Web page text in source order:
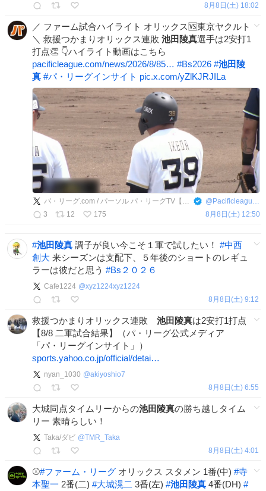
8月8日(土) 18:02
／ ファーム試合ハイライト オリックス🆚東京ヤクルト
＼ 救援つかまりオリックス連敗 池田陵真選手は2安打1
打点👏 👇ハイライト動画はこちら
pacificleague.com/news/2026/8/85… #Bs2026 #池田陵
真 #パ・リーグインサイト pic.x.com/yZlKJRJILa
パ・リーグ.com / パーソル パ・リーグTV【公式】 @ PacificleagueTV
3
12 175 8月8日(土) 12:50
#池田陵真 調子が良い今こそ１軍で試したい！ #中西
創大 来シーズンは支配下、５年後のショートのレギュ
ラーは彼だと思う #Bs２０２６
Cafe1224 @xyz1224xyz1224
8月8日(土) 9:12
救援つかまりオリックス連敗 池田陵真は2安打1打点
【8/8 二軍試合結果】（パ・リーグ公式メディア
「パ・リーグインサイト」）
sports.yahoo.co.jp/official/detai…
nyan_1030 @akiyoshio7
8月8日(土) 6:55
大城同点タイムリーからの池田陵真の勝ち越しタイム
リー 素晴らしい！
Taka/ダビ @TMR_Taka
8月8日(土) 4:01
⚾️#ファーム・リーグ オリックス スタメン 1番(中) #寺
本聖一 2番(二) #大城滉二 3番(左) #池田陵真 4番(DH) #